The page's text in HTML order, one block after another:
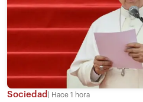
Sociedad Hace 1 hora